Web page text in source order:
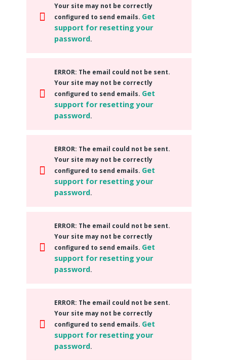
Your site may not be correctly
configured to send emails. Get
support for resetting your
password.
ERROR: The email could not be sent.
Your site may not be correctly
configured to send emails. Get
support for resetting your
password.
ERROR: The email could not be sent.
Your site may not be correctly
configured to send emails. Get
support for resetting your
password.
ERROR: The email could not be sent.
Your site may not be correctly
configured to send emails. Get
support for resetting your
password.
ERROR: The email could not be sent.
Your site may not be correctly
configured to send emails. Get
support for resetting your
password.